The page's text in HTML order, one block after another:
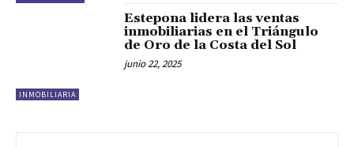
INMOBILIARIA
Estepona lidera las ventas
inmobiliarias en el Triángulo
de Oro de la Costa del Sol
junio 22, 2025